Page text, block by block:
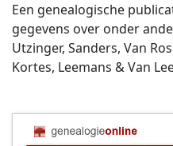
Een genealogische
gegevens over onder
Utzinger, Sanders, Van
Kortes, Leemans & Van